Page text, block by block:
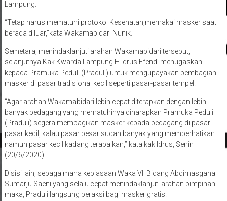
Lampung.
“Tetap harus mematuhi protokol Kesehatan,memakai masker saat
berada diluar,”kata Wakamabidari Nunik.
Semetara, menindaklanjuti arahan Wakamabidari tersebut,
selanjutnya Kak Kwarda Lampung H.Idrus Efendi menugaskan
kepada Pramuka Peduli (Praduli) untuk mengupayakan pembagian
masker di pasar tradisional kecil seperti pasar-pasar tempel.
“Agar arahan Wakamabidari lebih cepat diterapkan dengan lebih
banyak pedagang yang mematuhinya diharapkan Pramuka Peduli
(Praduli) segera membagikan masker kepada pedagang di pasar-
pasar kecil, kalau pasar besar sudah banyak yang memperhatikan
namun pasar kecil kadang terabaikan,” kata kak Idrus, Senin
(20/6/2020).
Disisi lain, sebagaimana kebiasaan Waka VII Bidang Abdimasgana
Sumarju Saeni yang selalu cepat menindaklanjuti arahan pimpinan
maka, Praduli langsung beraksi bagi masker gratis.